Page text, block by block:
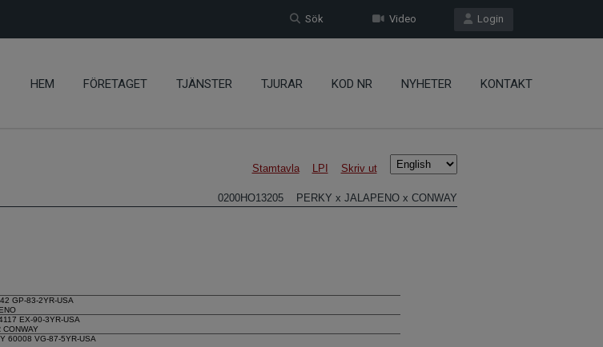
Login
Video
Sök
HEM FÖRETAGET TJÄNSTER TJURAR KOD NR NYHETER KONTAKT